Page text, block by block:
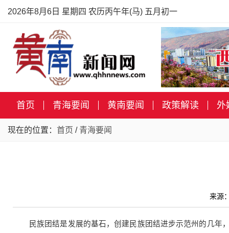
2026年8月6日 星期四 农历丙午年(马) 五月初一
首页 青海要闻 黄南要闻 政策解读 外
现在的位置： 首页 / 青海要闻
来源
民族团结是发展的基石，创建民族团结进步示范州的几年